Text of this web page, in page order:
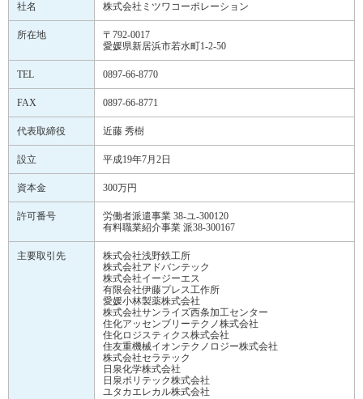
社名 株式会社ミツワコーポレーション
所在地
〒792-0017
愛媛県新居浜市若水町1-2-50
TEL 0897-66-8770
FAX 0897-66-8771
代表取締役 近藤 秀樹
設立 平成19年7月2日
資本金 300万円
許可番号
労働者派遣事業 38-ユ-300120
有料職業紹介事業 派38-300167
主要取引先
株式会社浅野鉄工所
株式会社アドバンテック
株式会社イージーエス
有限会社伊藤プレス工作所
愛媛小林製薬株式会社
株式会社サンライズ西条加工センター
住化アッセンブリーテクノ株式会社
住化ロジスティクス株式会社
住友重機械イオンテクノロジー株式会社
株式会社セラテック
日泉化学株式会社
日泉ポリテック株式会社
ユタカエレカル株式会社